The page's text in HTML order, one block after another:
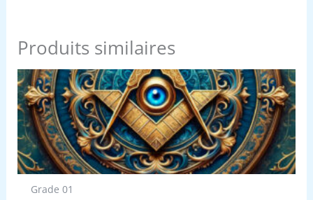
Produits similaires
Grade 01